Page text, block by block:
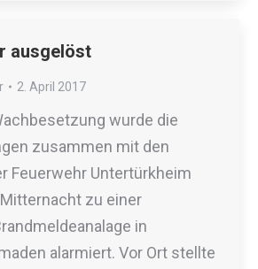
ausgelöst
2. April 2017
wurde die
zusammen mit den
Feuerwehr Untertürkheim
zu einer
in
alarmiert. Vor Ort stellte